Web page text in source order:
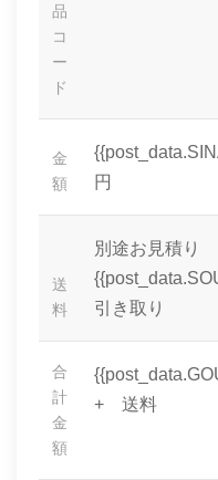
品
コ
ー
ド
金
額
円
送
料
別途お見積り
引き取り
合
計
金
額
+ 送料